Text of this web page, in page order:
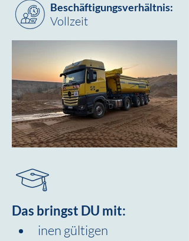
Beschäftigungsverhältnis:
Vollzeit
Das bringst DU mit:
inen gültigen